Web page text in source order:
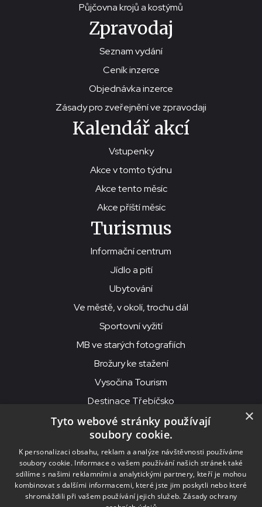
Půjčovna krojů a kostýmů
Zpravodaj
Seznam vydání
Ceník inzerce
Objednávka inzerce
Zásady pro zveřejnění ve zpravodaji
Kalendář akcí
Vstupenky
Akce v tomto týdnu
Akce tento měsíc
Akce příští měsíc
Turismus
Informační centrum
Jídlo a pití
Ubytování
Ve městě, v okolí, trochu dál
Sportovní vyžití
MB ve starých fotografiích
Brožury ke stažení
Vysočina Tourism
Destinace Třebíčsko
© 2026MKS Beseda Mor. Budějovice
MKS Beseda, příspěvková organizace, Purcnerova 62, 676 02
Moravské Budějovice
IČO: 00091758, DIČ: CZ00091758, ID datové schránky: chjn2kd
×
Tyto webové stránky používají
soubory cookie.
K personalizaci obsahu, reklam a analýze návštěvnosti používáme
soubory cookie. Informace o vašem používání našich stránek také
sdílíme s našimi reklamními a analytickými partnery, kteří je mohou
kombinovat s dalšími informacemi, které jste jim poskytli nebo které
shromáždili při vašem používání jejich služeb. Zásady ochrany